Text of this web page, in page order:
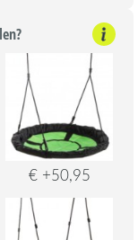
€ +50,95